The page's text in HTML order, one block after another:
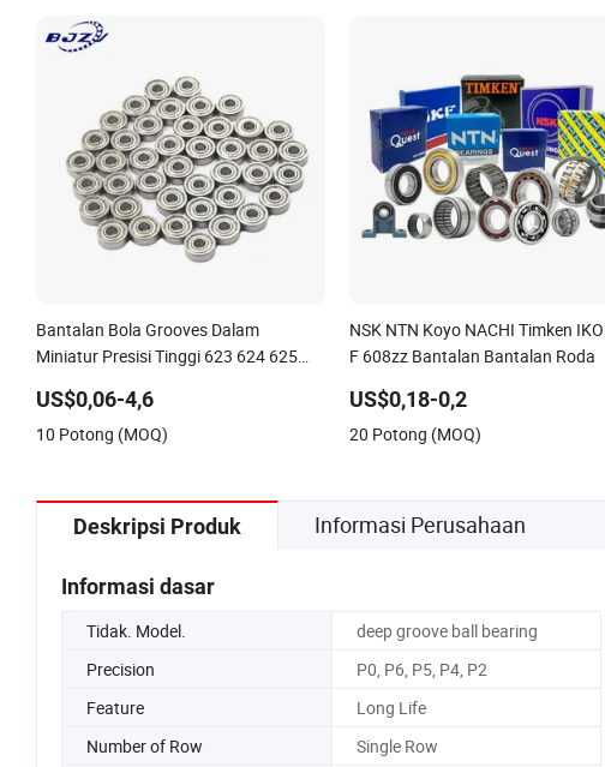
Bantalan Bola Grooves Dalam
Miniatur Presisi Tinggi 623 624 625
Bantalan Kecil Bantalan Kustom
Sampel Gratis
US$0,06-4,6
10 Potong (MOQ)
NSK NTN Koyo NACHI Timken
F 608zz Bantalan Bantalan Roda
US$0,18-0,2
20 Potong (MOQ)
Deskripsi Produk Informasi Perusahaan
Informasi dasar
Tidak. Model. deep groove ball bearing
Precision
P0, P6, P5, P4, P2
Feature
Long Life
Number of Row
Single Row